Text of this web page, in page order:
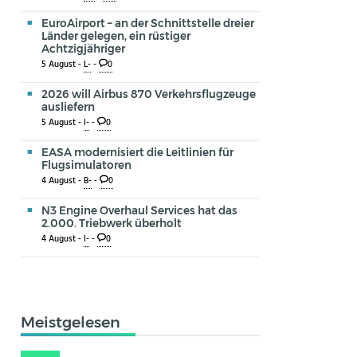
EuroAirport – an der Schnittstelle dreier
Länder gelegen, ein rüstiger
Achtzigjähriger
5 August -L-- 0
2026 will Airbus 870 Verkehrsflugzeuge
ausliefern
5 August -I-- 0
EASA modernisiert die Leitlinien für
Flugsimulatoren
4 August -B-- 0
N3 Engine Overhaul Services hat das
2.000. Triebwerk überholt
4 August -I-- 0
Meistgelesen